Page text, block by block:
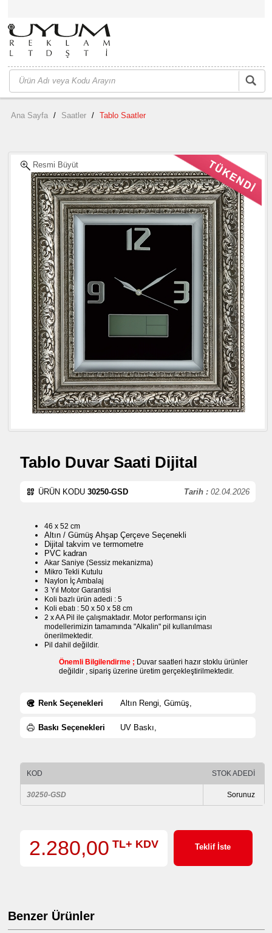
Ana Sayfa / Saatler / Tablo Saatler
Resmi Büyüt
Tablo Duvar Saati Dijital
Tarih : 02.04.2026
ÜRÜN KODU 30250-GSD
46 x 52 cm
Altın / Gümüş Ahşap Çerçeve Seçenekli
Dijital takvim ve termometre
PVC kadran
Akar Saniye (Sessiz mekanizma)
Mikro Tekli Kutulu
Naylon İç Ambalaj
3 Yıl Motor Garantisi
Koli bazlı ürün adedi : 5
Koli ebatı : 50 x 50 x 58 cm
2 x AA Pil ile çalışmaktadır. Motor performansı için
modellerimizin tamamında "Alkalin" pil kullanılması
önerilmektedir.
Pil dahil değildir.
Önemli Bilgilendirme ; Duvar saatleri hazır stoklu ürünler
değildir , sipariş üzerine üretim gerçekleştirilmektedir.
Renk Seçenekleri Altın Rengi, Gümüş,
Baskı Seçenekleri UV Baskı,
KOD STOK ADEDİ
30250-GSD Sorunuz
2.280,00 TL+ KDV Teklif İste
Benzer Ürünler